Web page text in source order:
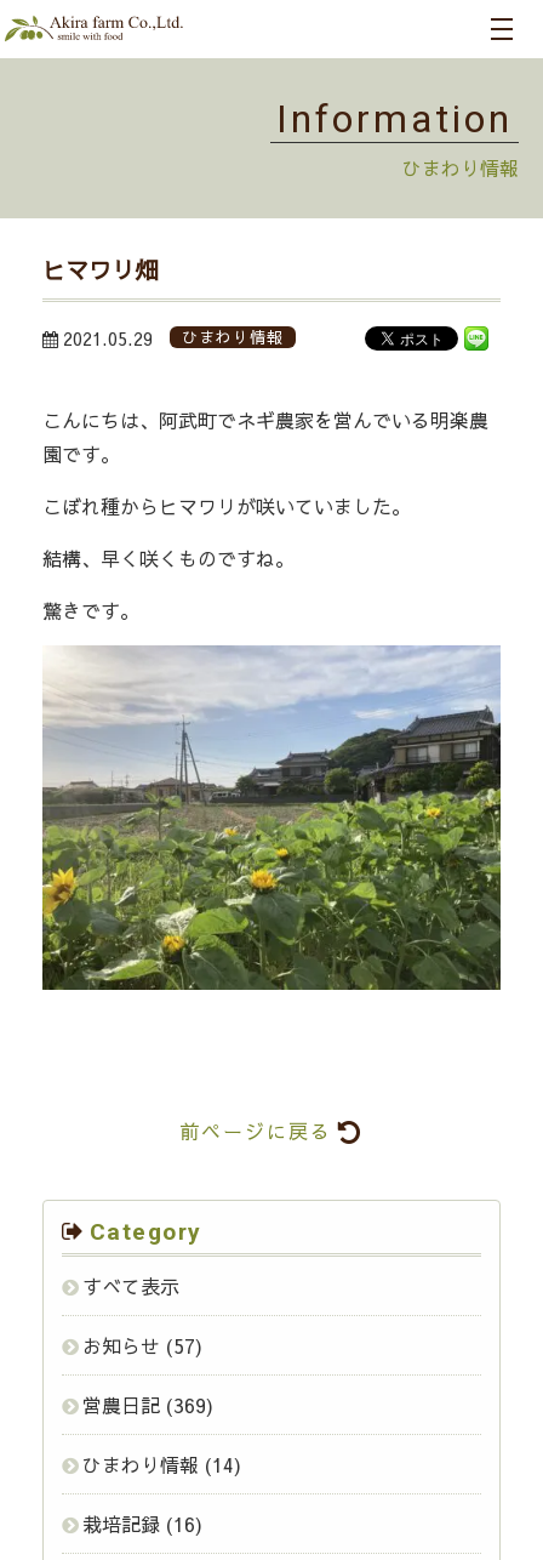
Information
ひまわり情報
ヒマワリ畑
2021.05.29 ひまわり情報
こんにちは、阿武町でネギ農家を営んでいる明楽農
園です。
こぼれ種からヒマワリが咲いていました。
結構、早く咲くものですね。
驚きです。
前ページに戻る
Category
すべて表示
お知らせ (57)
営農日記(369)
ひまわり情報 (14)
栽培記録(16)